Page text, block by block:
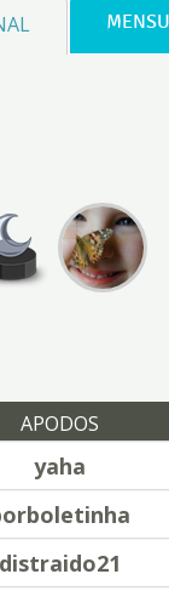
APODOS
yaha
distraido21